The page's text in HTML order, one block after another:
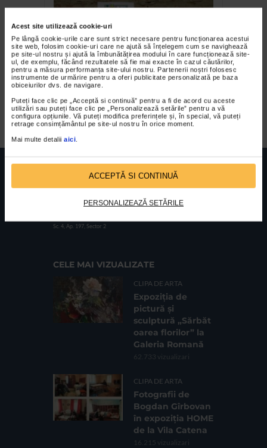
Acest site utilizează cookie-uri
Pe lângă cookie-urile care sunt strict necesare pentru funcționarea acestui
site web, folosim cookie-uri care ne ajută să înțelegem cum se navighează
pe site-ul nostru și ajută la îmbunătățirea modului în care funcționează site-
ul, de exemplu, făcând rezultatele să fie mai exacte în cazul căutărilor,
pentru a măsura performanța site-ului nostru. Partenerii noștri folosesc
instrumente de urmărire pentru a oferi publicitate personalizată pe baza
obiceiurilor dvs. de navigare.
Puteți face clic pe „Acceptă si continuă” pentru a fi de acord cu aceste
utilizări sau puteți face clic pe „Personalizează setările” pentru a vă
configura opțiunile. Vă puteți modifica preferințele și, în special, vă puteți
retrage consimțământul pe site-ul nostru în orice moment.
Mai multe detalii aici
ACCEPTĂ SI CONTINUĂ
PERSONALIZEAZĂ SETĂRILE
Joaca-te si invata – Program
educational la Cazarma U
Sc. 4, Ap. 197, Sector 2
CELE MAI VIZUALIZATE
CLIPA DE ARTA
Expoziția de
pictură și
sculptură „Sărbăt
oarea florilor” la
Galeria Romană
62.733 vizualizari
CLIPA DE ARTA
Fotografii de
Bogdan Gîrbovan
în expoziția HOME
de la Vila Catena
16.215 vizualizari